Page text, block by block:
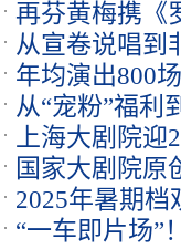
再芬黄梅携《
演出季
从宣卷说唱到
响年均演出800
从“宠粉”福利
山间上海大剧院
死》开票即售罄
国家大剧院原
来世界首演
2025年暑期
112.44亿元
“一车即片场”